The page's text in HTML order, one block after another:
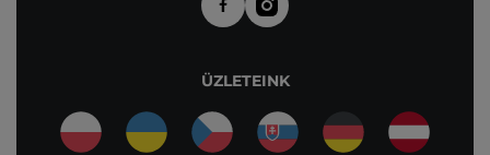
ÜZLETEINK